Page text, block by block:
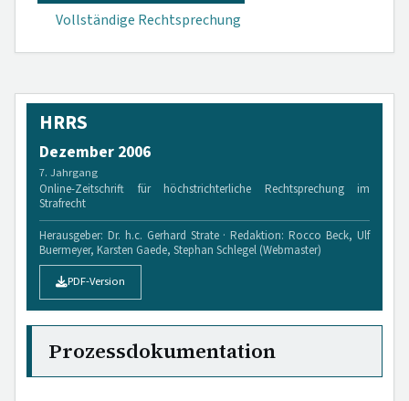
Vollständige Rechtsprechung
HRRS
Dezember 2006
7. Jahrgang
Online-Zeitschrift für höchstrichterliche Rechtsprechung im
Strafrecht
Herausgeber: Dr. h.c. Gerhard Strate · Redaktion: Rocco Beck, Ulf
Buermeyer, Karsten Gaede, Stephan Schlegel (Webmaster)
PDF-Version
Prozessdokumentation